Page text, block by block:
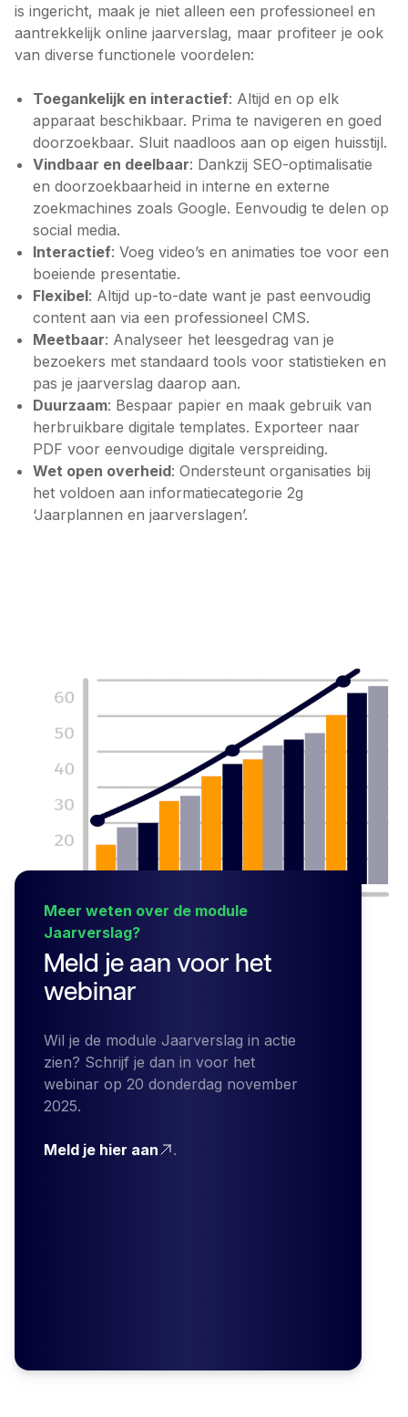
is ingericht, maak je niet alleen een professioneel en
aantrekkelijk online jaarverslag, maar profiteer je ook
van diverse functionele voordelen:
Toegankelijk en interactief: Altijd en op elk
apparaat beschikbaar. Prima te navigeren en goed
doorzoekbaar. Sluit naadloos aan op eigen huisstijl.
Vindbaar en deelbaar: Dankzij SEO-optimalisatie
en doorzoekbaarheid in interne en externe
zoekmachines zoals Google. Eenvoudig te delen op
social media.
Interactief: Voeg video’s en animaties toe voor een
boeiende presentatie.
Flexibel: Altijd up-to-date want je past eenvoudig
content aan via een professioneel CMS.
Meetbaar: Analyseer het leesgedrag van je
bezoekers met standaard tools voor statistieken en
pas je jaarverslag daarop aan.
Duurzaam: Bespaar papier en maak gebruik van
herbruikbare digitale templates. Exporteer naar
PDF voor eenvoudige digitale verspreiding.
Wet open overheid: Ondersteunt organisaties bij
het voldoen aan informatiecategorie 2g
‘Jaarplannen en jaarverslagen’.
Meer weten over de module
Jaarverslag?
Meld je aan voor het
webinar
Wil je de module Jaarverslag in actie
zien? Schrijf je dan in voor het
webinar op 20 donderdag november
2025.
Meld je hier aan .